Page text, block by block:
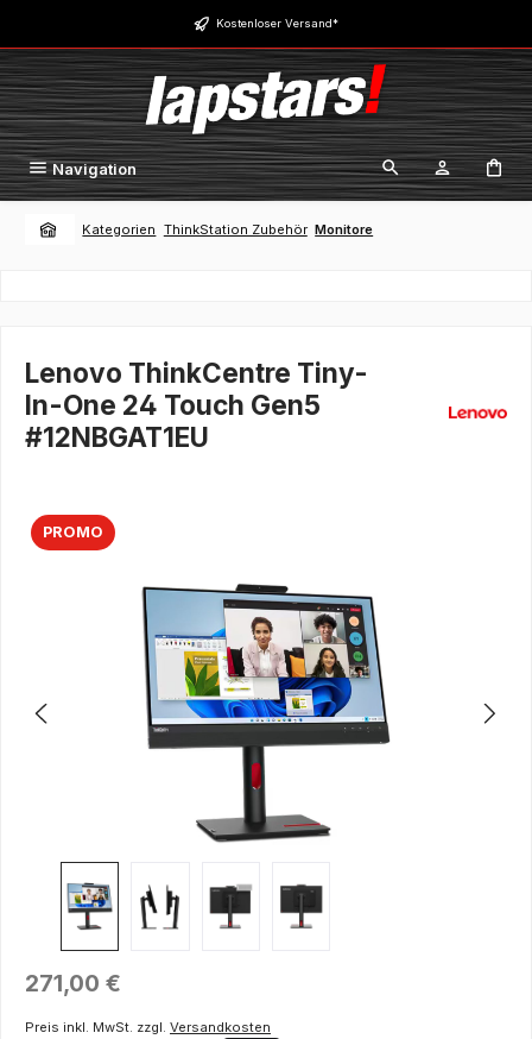
Zum Hauptinhalt springen Kostenloser Versand*
Navigation
Kategorien ThinkStation Zubehör Monitore
Lenovo ThinkCentre Tiny-
In-One 24 Touch Gen5
#12NBGAT1EU
PROMO
Bildergalerie überspringen
Regulärer Preis:
271,00 €
Preis inkl. MwSt. zzgl. Versandkosten